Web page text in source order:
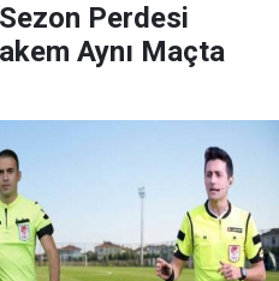
Perdesi
Aynı Maçta